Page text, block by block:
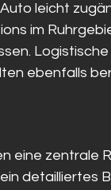
leicht
im
ebenfalls
eine zentrale
detailliertes